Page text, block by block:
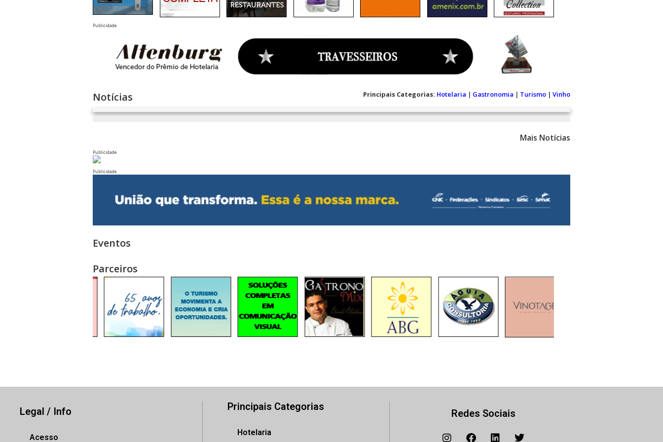
Publicidade
Notícias Principais Categorias: Hotelaria | Gastronomia | Turismo | Vinho
Mais Notícias
Publicidade
Publicidade
Eventos
Parceiros
Legal / Info
Acesso
Principais Categorias
Hotelaria
Redes Sociais